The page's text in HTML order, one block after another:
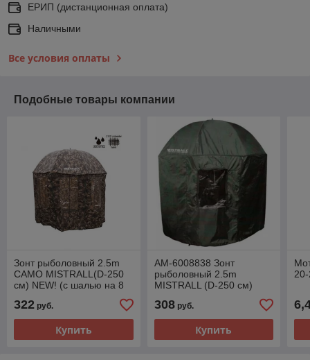
ЕРИП (дистанционная оплата)
Наличными
Все условия оплаты
Подобные товары компании
Зонт рыболовный 2.5m
CAMO MISTRALL(D-250
см) NEW! (с шалью на 8
КАМУФЛЯЖ
322 руб.
Купить
AM-6008838 Зонт
рыболовный 2.5m
MISTRALL (D-250 см)
секторов, 1 окошко)
ЗЕЛЕНЫЙ
308руб.
Купить